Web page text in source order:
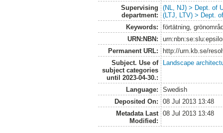
Supervising
department:
(NL, NJ) > Dept. of
(LTJ, LTV) > Dept.
Keywords:
förtätning,
URN:NBN:
Permanent URL:
http://urn.kb.se/
Subject. Use of
subject categories
until 2023-04-30.:
Landscape
Language:
Swedish
Deposited On:
08 Jul 2013 13:48
Metadata Last
Modified:
08 Jul 2013 13:48